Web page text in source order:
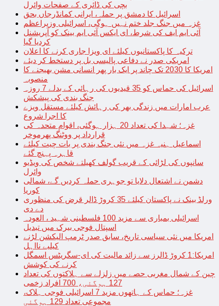
بچی کی ڈائری کے صفحات وائرل
اسرائیل کا دمشق پر حملہ، ایرانی کمانڈرجاں بحق
غزہ میں جنگ جلد ختم نہیں ہوگی، اسرائیلی وزیراعظم
آئی ایم ایف کی شرط، ای ایکس آئی ایم بینک کو آپریشنل
کردیا گیا
ترکیہ کا پاکستانیوں کیلئے ای ویزا جاری کرنے کا اعلان
امریکی صدر نے دفاعی پالیسی بل پر دستخط کر دیئے
امریکا کا 2030 تک چاند پر ایک بار پھر انسانی مشن بھیجنے کا
منصوبہ
اسرائیل کی حماس کو 35 قیدیوں کی رہائی کے بدلے 7 روزہ
جنگ بندی کی پیشکش
عرب امارات میں زندگی بھر کی رہائش کیلئے مستقل ویزے
کا اجرا شروع
غزہ؛ شہدا کی تعداد 20 ہزار ہوگئی، اقوام متحدہ کی
قرارداد پر ووٹنگ پھرموخر
اسماعیل ہنیہ غزہ میں نئی جنگ بندی پر بات چیت کیلئے
قاہرہ پہنچ گئے
سانپوں کی لڑائی کے قریب گولف کھیلتے شخص کی ویڈیو
وائرل
دشمن نے اشتعال دلایا تو جوہری حملہ کردیں گے، شمالی
کوریا
ورلڈ بینک نے پاکستان کیلئے 35 کروڑ ڈالر قرض کی منظوری
دے دی
اسرائیلی بمباری سے مزید 100 فلسطینی شہید ، العودہ
اسپتال فوجی بیرک میں تبدیل
امریکا میں نئی سیاسی تاریخ، سابق صدر ٹرمپ الیکشن لڑنے
کیلیے نااہل
امریکا:1 کروڑ ڈالرز سے زائد مالیت کی ای-سگریٹس اسمگل
کرنے کی کوشش
چین کے شمال مغربی حصے میں زلزلے سے ہلاکتوں کی تعداد
127 ہوگئی، 700 افراد زخمی
غزہ؛ حماس کے ہاتھوں مزید 7 اسرائیلی فوجی ہلاک،
مجموعی تعداد 129 ہوگئی